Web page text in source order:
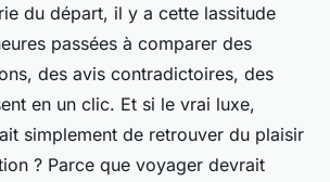
du départ, il y a cette lassitude
passées à comparer des
des avis contradictoires, des
en un clic. Et si le vrai luxe,
simplement de retrouver du plaisir
? Parce que voyager devrait